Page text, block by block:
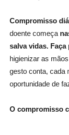
Compromisso
doente começa
salva vidas. Faça
higienizar as mãos
gesto conta, cada
oportunidade de
O compromisso